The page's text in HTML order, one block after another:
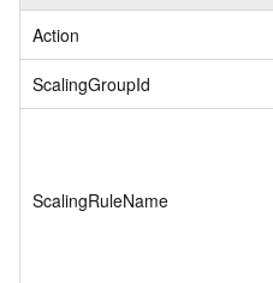
Action
ScalingGroupId
ScalingRuleName